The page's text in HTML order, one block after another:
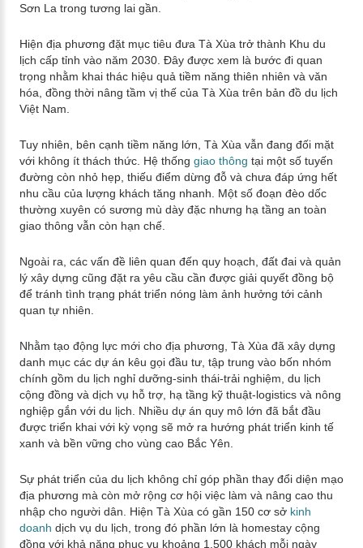
Sơn La trong tương lai gần.
Hiện địa phương đặt mục tiêu đưa Tà Xùa trở thành Khu du
lịch cấp tỉnh vào năm 2030. Đây được xem là bước đi quan
trọng nhằm khai thác hiệu quả tiềm năng thiên nhiên và văn
hóa, đồng thời nâng tầm vị thế của Tà Xùa trên bản đồ du lịch
Việt Nam.
Tuy nhiên, bên cạnh tiềm năng lớn, Tà Xùa vẫn đang đối mặt
với không ít thách thức. Hệ thống giao thông tại một số tuyến
đường còn nhỏ hẹp, thiếu điểm dừng đỗ và chưa đáp ứng hết
nhu cầu của lượng khách tăng nhanh. Một số đoạn đèo dốc
thường xuyên có sương mù dày đặc nhưng hạ tầng an toàn
giao thông vẫn còn hạn chế.
Ngoài ra, các vấn đề liên quan đến quy hoạch, đất đai và quản
lý xây dựng cũng đặt ra yêu cầu cần được giải quyết đồng bộ
để tránh tình trạng phát triển nóng làm ảnh hưởng tới cảnh
quan tự nhiên.
Nhằm tạo động lực mới cho địa phương, Tà Xùa đã xây dựng
danh mục các dự án kêu gọi đầu tư, tập trung vào bốn nhóm
chính gồm du lịch nghỉ dưỡng-sinh thái-trải nghiệm, du lịch
cộng đồng và dịch vụ hỗ trợ, hạ tầng kỹ thuật-logistics và nông
nghiệp gắn với du lịch. Nhiều dự án quy mô lớn đã bắt đầu
được triển khai với kỳ vọng sẽ mở ra hướng phát triển kinh tế
xanh và bền vững cho vùng cao Bắc Yên.
Sự phát triển của du lịch không chỉ góp phần thay đổi diện mạo
địa phương mà còn mở rộng cơ hội việc làm và nâng cao thu
nhập cho người dân. Hiện Tà Xùa có gần 150 cơ sở kinh
doanh dịch vụ du lịch, trong đó phần lớn là homestay cộng
đồng với khả năng phục vụ khoảng 1.500 khách mỗi ngày